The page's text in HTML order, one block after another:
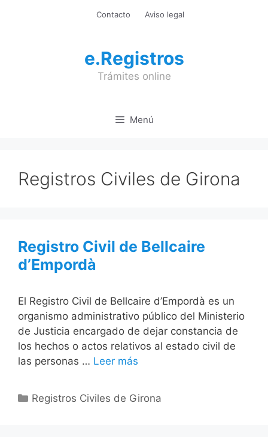
Contacto Aviso legal
e.Registros
Trámites online
Menú
Registros Civiles de Girona
Registro Civil de Bellcaire
d’Empordà
El Registro Civil de Bellcaire d’Empordà es un
organismo administrativo público del Ministerio
de Justicia encargado de dejar constancia de
los hechos o actos relativos al estado civil de
las personas … Leer más
Categorías
Registros Civiles de Girona